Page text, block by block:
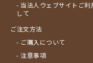
- 当法人ウェブサイトご利
して
ご注文方法
- ご購入について
- 注意事項